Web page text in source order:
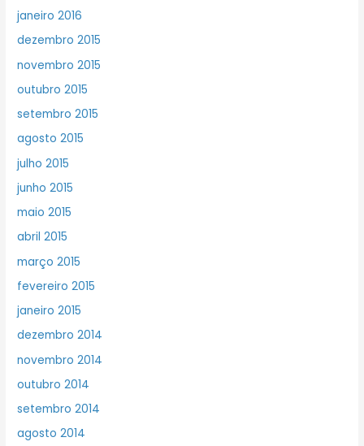
janeiro 2016
dezembro 2015
novembro 2015
outubro 2015
setembro 2015
agosto 2015
julho 2015
junho 2015
maio 2015
abril 2015
março 2015
fevereiro 2015
janeiro 2015
dezembro 2014
novembro 2014
outubro 2014
setembro 2014
agosto 2014